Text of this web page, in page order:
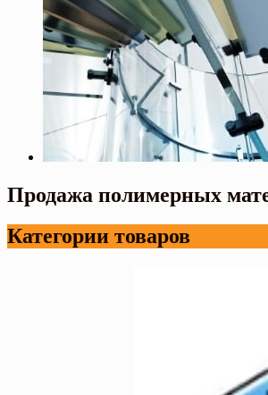
Продажа полимерных
Категории товаров